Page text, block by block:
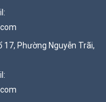
17, Phường Nguyễn Trãi,